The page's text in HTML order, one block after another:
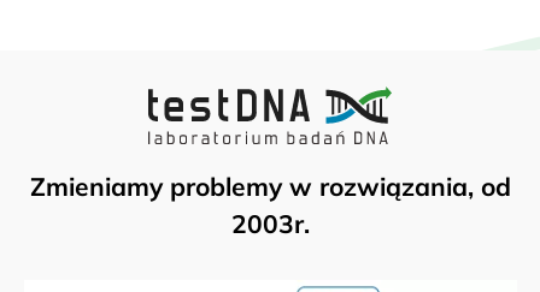
Zmieniamy problemy w rozwiązania, od
2003r.